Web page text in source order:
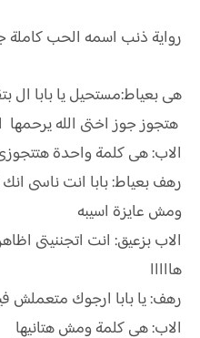
رواية ذنب اسمه الحب كاملة
هى بعياط:مستحيل يا بابا ال
هتجوز جوز اختى الله يرحمها
الاب: هى كلمة واحدة
رهف بعياط: بابا انت ناسى
ومش عايزة اسيبه
الاب بزعيق: انت اتجننيتى
هااااا
رهف: يا بابا ارجوك متعملش
الاب: هى كلمة ومش هتانيها